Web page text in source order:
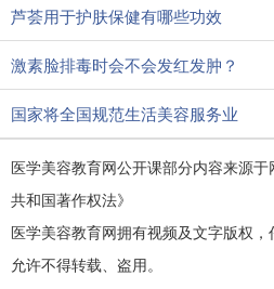
芦荟用于护肤保健有哪些功效
激素脸排毒时会不会发红发肿？
国家将全国规范生活美容服务业
医学美容教育网公开课部分内容来源
共和国著作权法》
医学美容教育网拥有视频及文字版权
允许不得转载、盗用。